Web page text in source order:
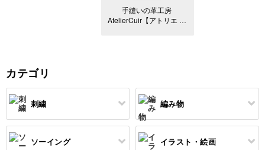
を用意していま
手縫いの革工房
AtelierCuir【アトリエ ク
バッグチャームにもでき
ますね。 作り方を学ん
だら アレ
カテゴリ
刺繍
すべて
編み物
すべて
ソーイング イラスト・絵画